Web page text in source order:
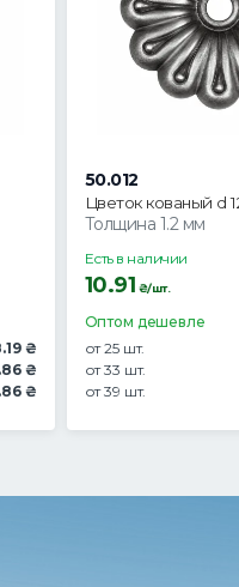
₴
₴
₴
50.012
Цветок кованый d
Толщина 1.2 мм
Есть в наличии
10.91 ₴/шт.
Оптом дешевле
от 25 шт.
от 33 шт.
от 39 шт.